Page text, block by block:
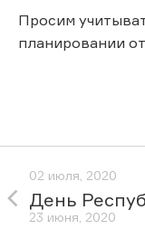
Просим
планировании
02 июля, 2020
День
23 июня, 2020